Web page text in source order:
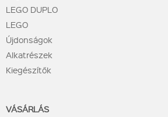
LEGO DUPLO
LEGO
Újdonságok
Alkatrészek
Kiegészítők
VÁSÁRLÁS